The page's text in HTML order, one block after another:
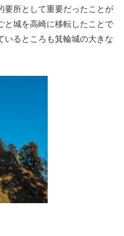
要所として重要だったことが
と城を高崎に移転したことで
いるところも箕輪城の大きな